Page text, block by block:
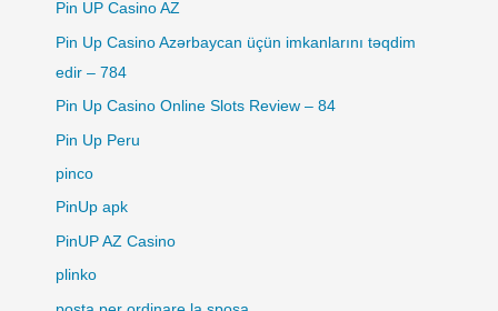
Pin UP Casino AZ
Pin Up Casino Azərbaycan üçün imkanlarını təqdim
edir – 784
Pin Up Casino Online Slots Review – 84
Pin Up Peru
pinco
PinUp apk
PinUP AZ Casino
plinko